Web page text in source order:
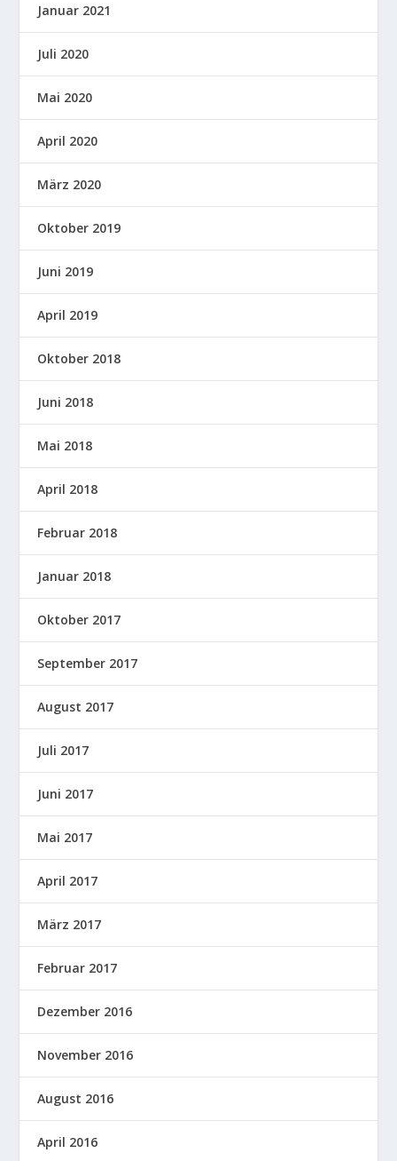
Januar 2021
Juli 2020
Mai 2020
April 2020
März 2020
Oktober 2019
Juni 2019
April 2019
Oktober 2018
Juni 2018
Mai 2018
April 2018
Februar 2018
Januar 2018
Oktober 2017
September 2017
August 2017
Juli 2017
Juni 2017
Mai 2017
April 2017
März 2017
Februar 2017
Dezember 2016
November 2016
August 2016
April 2016